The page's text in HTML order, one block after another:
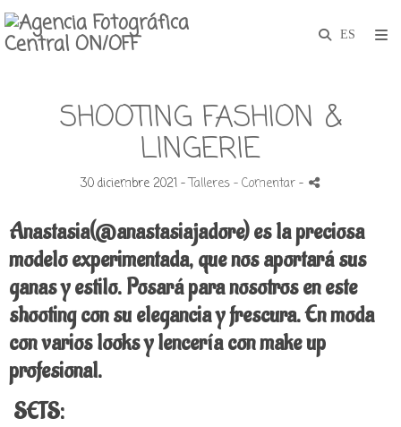
SHOOTING FASHION &
LINGERIE
30 diciembre 2021 -Talleres - Comentar-
Anastasia(@anastasiajadore) es la preciosa
modelo experimentada, que nos aportará sus
ganas y estilo. Posará para nosotros en este
shooting con su elegancia y frescura.En moda
con varios looks y lencería con make up
profesional.
SETS: